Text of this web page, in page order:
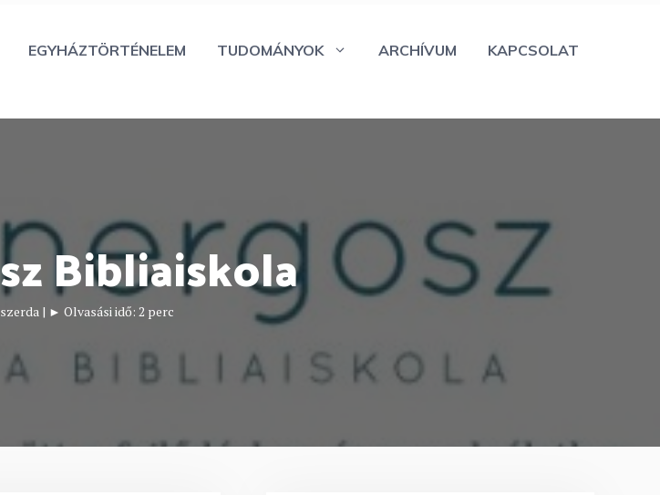
EGYHÁZTÖRTÉNELEM TUDOMÁNYOK ARCHÍVUM KAPCSOLAT
Bibliaiskola
szerda | ► Olvasási idő: 2 perc